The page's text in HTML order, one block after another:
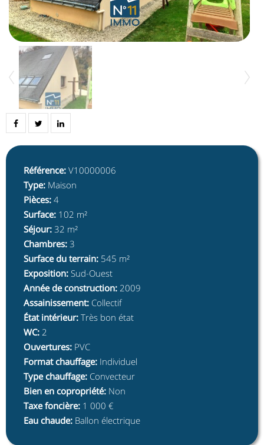
Référence: V10000006
Type: Maison
Pièces: 4
Surface: 102 m²
Séjour: 32 m²
Chambres: 3
Surface du terrain: 545 m²
Exposition: Sud-Ouest
Année de construction: 2009
Assainissement: Collectif
État intérieur: Très bon état
WC: 2
Ouvertures: PVC
Format chauffage: Individuel
Type chauffage: Convecteur
Bien en copropriété: Non
Taxe foncière: 1 000 €
Eau chaude: Ballon électrique